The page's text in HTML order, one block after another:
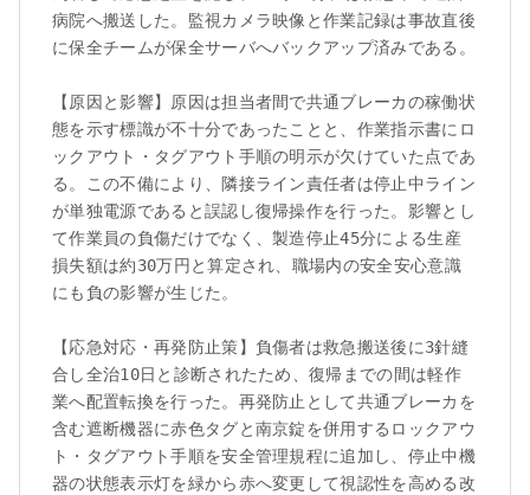
病院へ搬送した。監視カメラ映像と作業記録は事故直後
に保全チームが保全サーバへバックアップ済みである。
【原因と影響】原因は担当者間で共通ブレーカの稼働状
態を示す標識が不十分であったことと、作業指示書にロ
ックアウト・タグアウト手順の明示が欠けていた点であ
る。この不備により、隣接ライン責任者は停止中ライン
が単独電源であると誤認し復帰操作を行った。影響とし
て作業員の負傷だけでなく、製造停止45分による生産
損失額は約30万円と算定され、職場内の安全安心意識
にも負の影響が生じた。
【応急対応・再発防止策】負傷者は救急搬送後に3針縫
合し全治10日と診断されたため、復帰までの間は軽作
業へ配置転換を行った。再発防止として共通ブレーカを
含む遮断機器に赤色タグと南京錠を併用するロックアウ
ト・タグアウト手順を安全管理規程に追加し、停止中機
器の状態表示灯を緑から赤へ変更して視認性を高める改